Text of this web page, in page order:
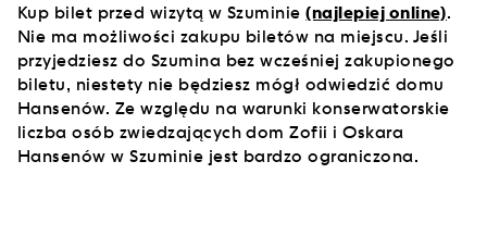
Kup bilet przed wizytą w Szuminie(najlepiej online).
Nie ma możliwości zakupu biletów na miejscu. Jeśli
przyjedziesz do Szumina bez wcześniej zakupionego
biletu, niestety nie będziesz mógł odwiedzić domu
Hansenów. Ze względu na warunki konserwatorskie
liczba osób zwiedzających dom Zofii i Oskara
Hansenów w Szuminie jest bardzo ograniczona.